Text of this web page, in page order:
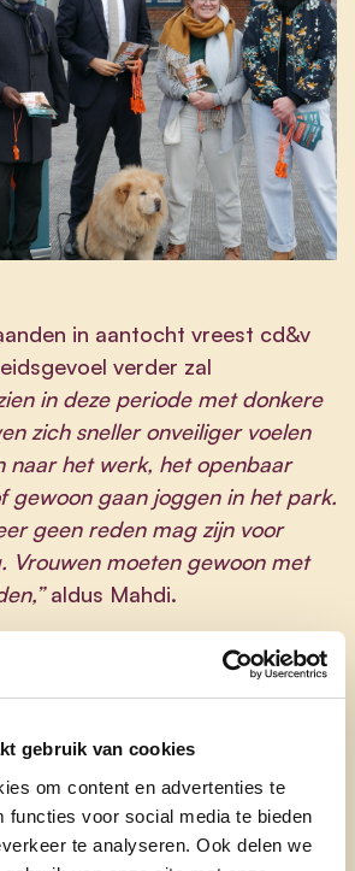
gebruik van cookies
om content en advertenties te
functies voor social media te bieden
te analyseren. Ook delen we
in aantocht vreest cd&v
verder zal
in deze periode met donkere
zich sneller onveiliger voelen
naar het werk, het openbaar
gewoon gaan joggen in het park.
geen reden mag zijn voor
Vrouwen moeten gewoon met
aldus Mahdi.
daarom dat de inzet van
structureel wordt ingevoerd,
tegen vrouwen terug te
moet kunnen gaan en staan
Van Keymolen en
lokpolitie op de gekende